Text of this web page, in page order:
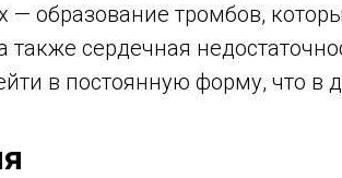
образование тромбов,
также сердечная
в постоянную форму, что в